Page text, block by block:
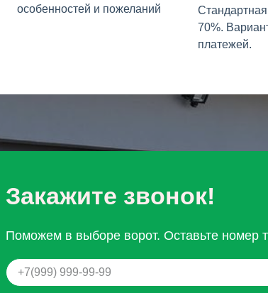
особенностей и пожеланий
70%.
платежей.
Закажите звонок!
Поможем в выборе ворот. Оставьте номер